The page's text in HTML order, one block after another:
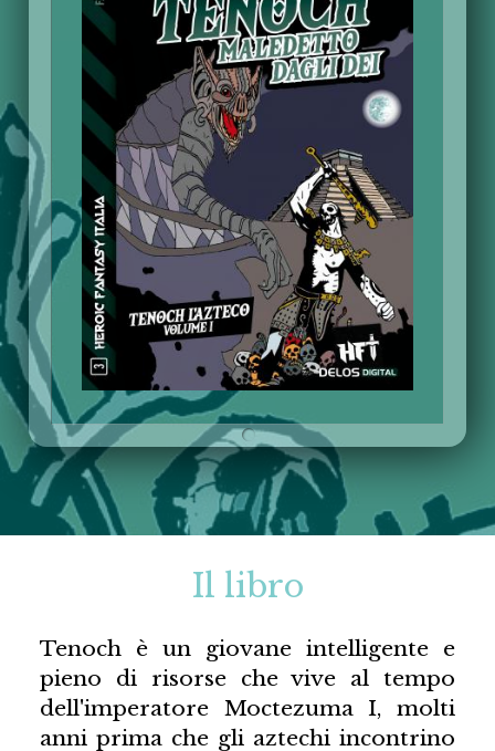
Il libro
Tenoch è un giovane intelligente e
pieno di risorse che vive al tempo
dell'imperatore Moctezuma I, molti
anni prima che gli aztechi incontrino